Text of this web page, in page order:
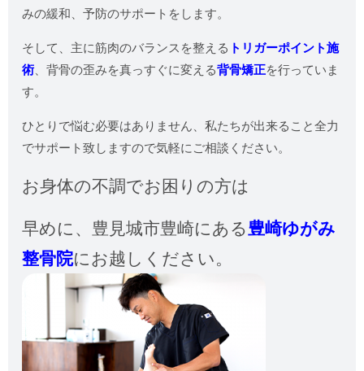
みの緩和、予防のサポートをします。
そして、主に筋肉のバランスを整える トリガーポイント施
術 、背骨の歪みを真っすぐに変える背骨矯正を行っていま
す。
ひとりで悩む必要はありません、私たちが出来ること全力
でサポート致しますので気軽にご相談ください。
お身体の不調でお困りの方は
早めに、 豊見城市豊崎にある豊崎ゆがみ
整骨院にお越しください。